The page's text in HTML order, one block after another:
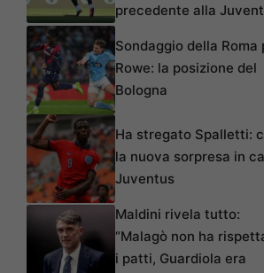
precedente alla
Sondaggio della Roma
Rowe: la posizione del
Bologna
Ha stregato Spalletti:
la nuova sorpresa in
Juventus
Maldini rivela tutto:
“Malagò non ha
i patti, Guardiola era